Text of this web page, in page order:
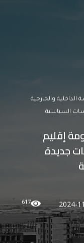
الداخلية والخارجية
السياسية
إقليم
جديدة
2024-
617